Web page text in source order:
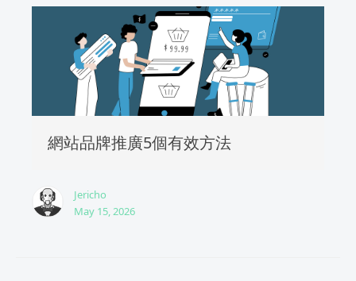
網站品牌推廣5個有效方法
Jericho
May 15, 2026